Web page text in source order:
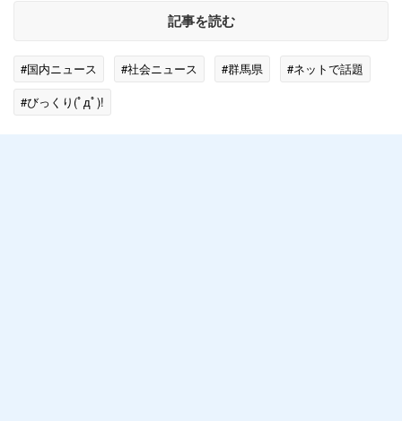
記事を読む
#国内ニュース #社会ニュース #群馬県
#ネットで話題
#びっくり(ﾟдﾟ)!